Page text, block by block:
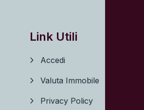
Link Utili
Accedi
Valuta Immobile
Privacy Policy